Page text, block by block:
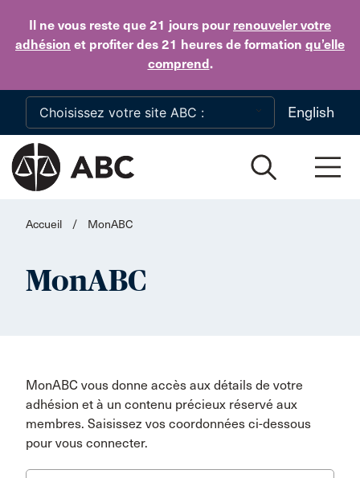
Il ne vous reste que 21 jours pour renouveler votre
adhésion et profiter des 21 heures de formation qu’elle
comprend.
Skip to main content
English
Accueil / MonABC
MonABC
MonABC vous donne accès aux détails de votre
adhésion et à un contenu précieux réservé aux
membres. Saisissez vos coordonnées ci-dessous
pour vous connecter.